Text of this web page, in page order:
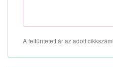
A feltüntetett ár az adott